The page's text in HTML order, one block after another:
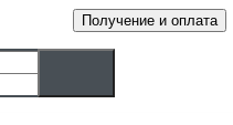
Получение и оплата